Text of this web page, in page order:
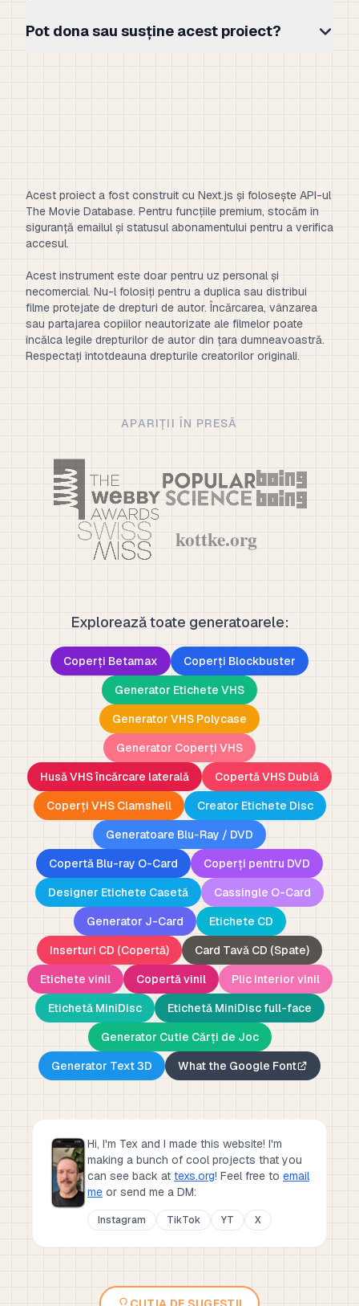
Pot dona sau susține acest proiect?
Acest proiect a fost construit cu Next.js și folosește API-ul
The Movie Database. Pentru funcțiile premium, stocăm în
siguranță emailul și statusul abonamentului pentru a verifica
accesul.
Acest instrument este doar pentru uz personal și
necomercial. Nu-l folosiți pentru a duplica sau distribui
filme protejate de drepturi de autor. Încărcarea, vânzarea
sau partajarea copiilor neautorizate ale filmelor poate
încălca legile drepturilor de autor din țara dumneavoastră.
Respectați întotdeauna drepturile creatorilor originali.
APARIȚII ÎN PRESĂ
Explorează toate generatoarele:
Coperți Betamax
Coperți Blockbuster
Generator Etichete VHS
Generator VHS Polycase
Generator Coperți VHS
Husă VHS încărcare laterală
Copertă VHS Dublă
Coperți VHS Clamshell
Creator Etichete Disc
Generatoare Blu-Ray / DVD
Copertă Blu-ray O-Card
Coperți pentru DVD
Designer Etichete Casetă
Cassingle O-Card
Generator J-Card
Etichete CD
Inserturi CD (Copertă)
Card Tavă CD (Spate)
Etichete vinil
Copertă vinil
Plic interior vinil
Etichetă MiniDisc
Etichetă MiniDisc full-face
Generator Cutie Cărți de Joc
Generator Text 3D
What the Google Font
Hi, I'm Tex and I made this website! I'm
making a bunch of cool projects that you
can see back at texs.org! Feel free to email
me or send me a DM:
Instagram TikTok YT X